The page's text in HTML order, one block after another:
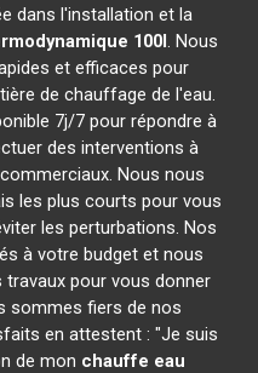
dans l'installation et la
100l. Nous
et efficaces pour
de chauffage de l'eau.
7j/7 pour répondre à
des interventions à
Nous nous
les plus courts pour vous
les perturbations. Nos
à votre budget et nous
pour vous donner
sommes fiers de nos
en attestent : "Je suis
de mon chauffe eau